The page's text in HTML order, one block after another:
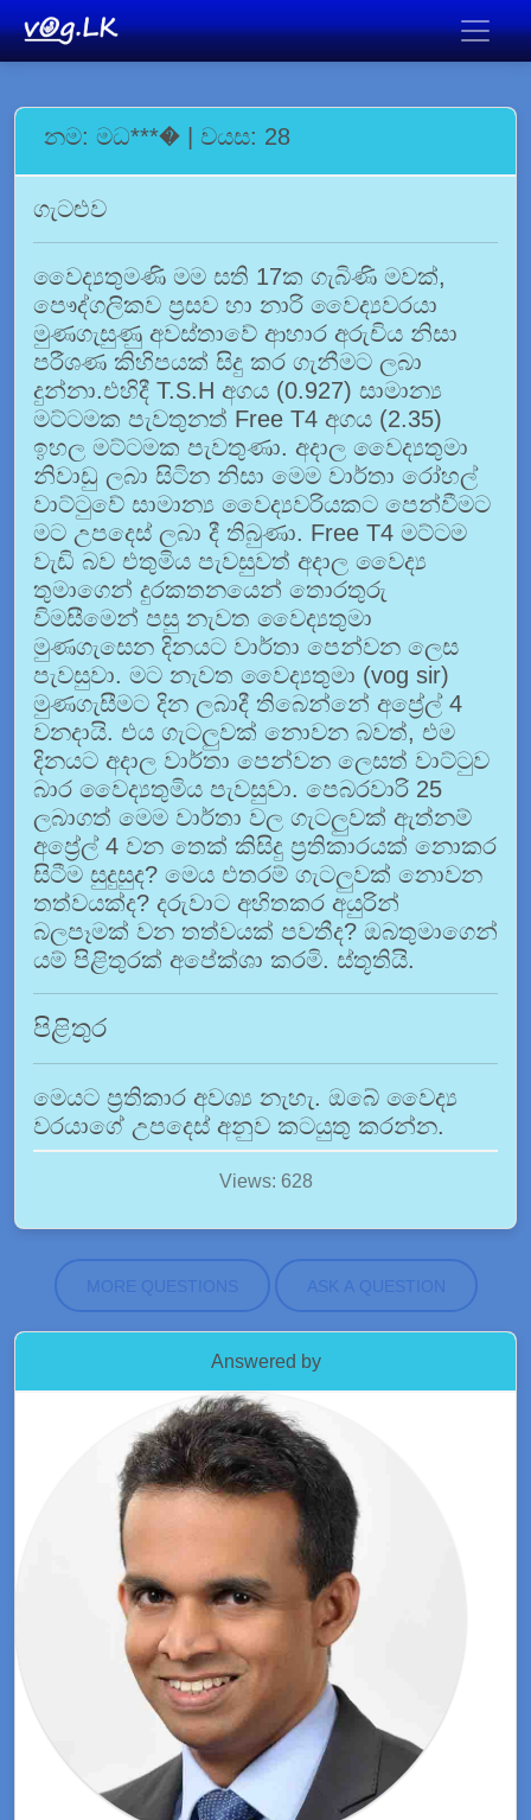
නම: මධ***� | වයස: 28
ගැටළුව
වෛද්‍යතුමණි මම සති 17ක ගැබිණි මවක්,
පෞද්ගලිකව ප්‍රසව හා නාරි වෛද්‍යවරයා
මුණගැසුණු අවස්තාවේ ආහාර අරුචිය නිසා
පරීශණ කිහිපයක් සිදු කර ගැනීමට ලබා
දුන්නා.එහිදී T.S.H අගය (0.927) සාමාන්‍ය
මට්ටමක පැවතුනත් Free T4 අගය (2.35)
ඉහල මට්ටමක පැවතුණා. අදාල වෛද්‍යතුමා
නිවාඩු ලබා සිටින නිසා මෙම වාර්තා රෝහල්
වාට්ටුවේ සාමාන්‍ය වෛද්‍යවරියකට පෙන්වීමට
මට උපදෙස් ලබා දී තිබුණා. Free T4 මට්ටම
වැඩි බව එතුමිය පැවසුවත් අදාල වෛද්‍ය
තුමාගෙන් දුරකතනයෙන් තොරතුරු
විමසීමෙන් පසු නැවත වෛද්‍යතුමා
මුණගැසෙන දිනයට වාර්තා පෙන්වන ලෙස
පැවසුවා. මට නැවත වෛද්‍යතුමා (vog sir)
මුණගැසීමට දින ලබාදී තිබෙන්නේ අප්‍රේල් 4
වනදායි. එය ගැටලුවක් නොවන බවත්, එම
දිනයට අදාල වාර්තා පෙන්වන ලෙසත් වාට්ටුව
බාර වෛද්‍යතුමිය පැවසුවා. පෙබරවාරි 25
ලබාගත් මෙම වාර්තා වල ගැටලුවක් ඇත්නම්
අප්‍රේල් 4 වන තෙක් කිසිදු ප්‍රතිකාරයක් නොකර
සිටීම සුදුසුද? මෙය එතරම් ගැටලුවක් නොවන
තත්වයක්ද? දරුවාට අහිතකර අයුරින්
බලපෑමක් වන තත්වයක් පවතීද? ඔබතුමාගෙන්
යම් පිළිතුරක් අපේක්ශා කරමි. ස්තූතියි.
පිළිතුර
මෙයට ප්‍රතිකාර අවශ්‍ය නැහැ. ඔබේ වෛද්‍ය
වරයාගේ උපදෙස් අනුව කටයුතු කරන්න.
Views: 628
MORE QUESTIONS ASK A QUESTION
Answered by